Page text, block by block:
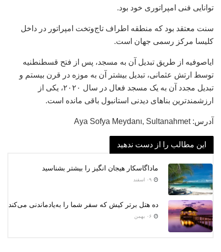
توانایی فنی امپراتوری خود بود.
سنت معتقد بود که منطقه اطراف تاج‌وتخت امپراتور در داخل
کلیسا مرکز رسمی جهان است.
ایاصوفیه از طریق تبدیل آن به مسجد، پس از فتح قسطنطنیه
توسط ارتش عثمانی، تبدیل بیشتر آن به موزه در قرن بیستم و
تبدیل مجدد آن به یک مسجد فعال در سال ۲۰۲۰، یکی از
ارزشمندترین بناهای دیدنی استانبول باقی مانده است.
آدرس: Aya Sofya Meydanı, Sultanahmet
این مطالب را از دست ندهید
ماداگاسکار هیجان انگیز را بیشتر بشناسید
ده هتل برتر کیش که سفر شما را به‌یادماندنی می‌کند